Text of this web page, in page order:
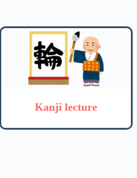
Kanji lecture